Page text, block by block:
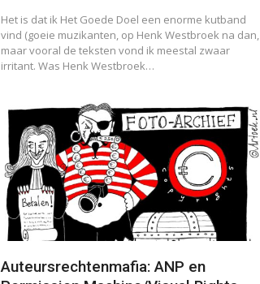
Het is dat ik Het Goede Doel een enorme kutband
vind (goeie muzikanten, op Henk Westbroek na dan,
maar vooral de teksten vond ik meestal zwaar
irritant. Was Henk Westbroek…
Auteursrechtenmafia: ANP en